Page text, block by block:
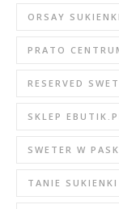
ORSAY SUKIENKI
PRATO
RESERVED
SKLEP
SWETER W
TANIE